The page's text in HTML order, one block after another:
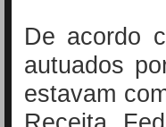
De acordo
autuados
estavam